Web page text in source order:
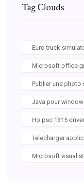
Tag Clouds
Euro truck
Microsoft office
Publier une photo
Java pour
Hp psc 1315
Telecharger
Microsoft visual